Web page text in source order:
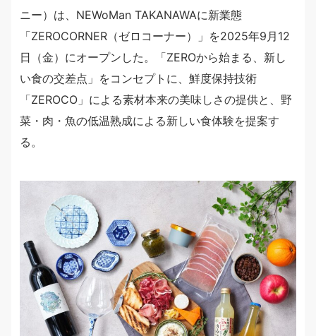
ニー）は、NEWoMan TAKANAWAに新業態
「ZEROCORNER（ゼロコーナー）」を2025年9月12
日（金）にオープンした。「ZEROから始まる、新し
い食の交差点」をコンセプトに、鮮度保持技術
「ZEROCO」による素材本来の美味しさの提供と、野
菜・肉・魚の低温熟成による新しい食体験を提案す
る。